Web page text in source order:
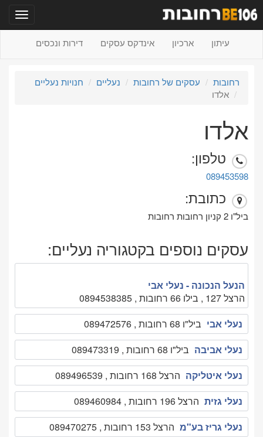
עיתון ארכיון אינדקס עסקים דירות ונכסים
רחובות עסקים של רחובות נעליים
חנויות נעליים
אלדו
אלדו
טלפון:
089453598
כתובת:
ביל"ו 2 קניון רחובות רחובות
עסקים נוספים בקטגוריה נעליים:
הנעל הנכונה - נעלי אבי
הרצל 127 , בילו 66 רחובות , 0894538385
נעלי אבי ביל"ו 68 רחובות , 089472576
נעלי אביבה ביל"ו 68 רחובות , 089473319
נעלי איטליקה הרצל 168 רחובות , 089496539
נעלי גזית הרצל 196 רחובות , 089460984
נעלי גריז בע"מ הרצל 153 רחובות , 089470275